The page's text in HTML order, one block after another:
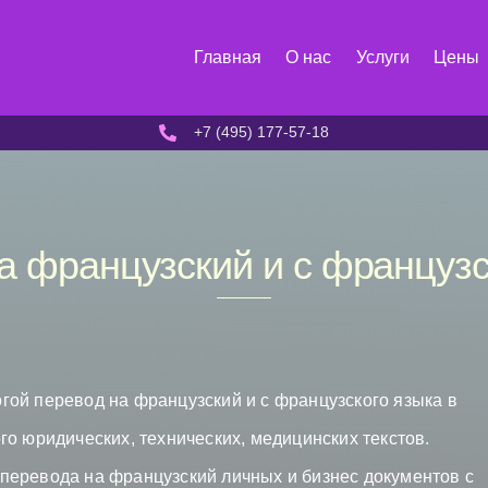
Главная О нас Услуги Цены
+7 (495) 177-57-18
французский и с
перевод на французский и с французского языка в
юридических, технических, медицинских текстов.
на французский личных и бизнес документов с